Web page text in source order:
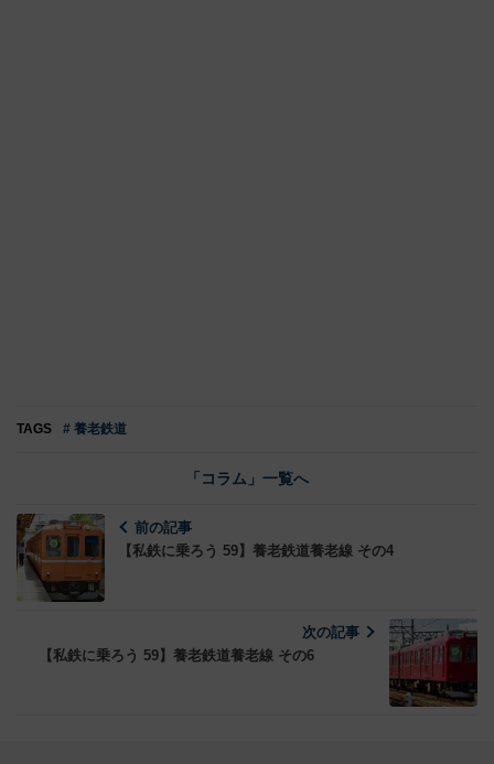
TAGS # 養老鉄道
「コラム」一覧へ
前の記事
【私鉄に乗ろう 59】養老鉄道養老線 その4
次の記事
【私鉄に乗ろう 59】養老鉄道養老線 その6